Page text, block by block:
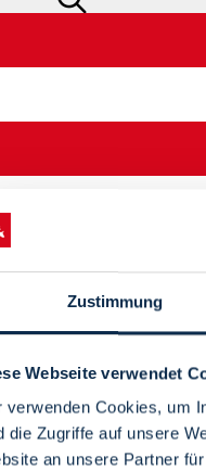
Zustimmung
Webseite verwendet
verwenden Cookies, um
die Zugriffe auf unsere
an unsere Partner